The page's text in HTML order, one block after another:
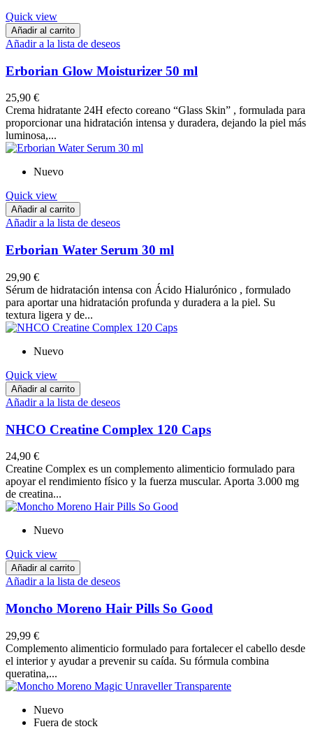
Quick view
Añadir al carrito
Añadir a la lista de deseos
Erborian Glow Moisturizer 50 ml
25,90 €
Crema hidratante 24H efecto coreano “Glass Skin” , formulada para
proporcionar una hidratación intensa y duradera, dejando la piel más
luminosa,...
Nuevo
Quick view
Añadir al carrito
Añadir a la lista de deseos
Erborian Water Serum 30 ml
29,90 €
Sérum de hidratación intensa con Ácido Hialurónico , formulado
para aportar una hidratación profunda y duradera a la piel. Su
textura ligera y de...
Nuevo
Quick view
Añadir al carrito
Añadir a la lista de deseos
NHCO Creatine Complex 120 Caps
24,90 €
Creatine Complex es un complemento alimenticio formulado para
apoyar el rendimiento físico y la fuerza muscular. Aporta 3.000 mg
de creatina...
Nuevo
Quick view
Añadir al carrito
Añadir a la lista de deseos
Moncho Moreno Hair Pills So Good
29,99 €
Complemento alimenticio formulado para fortalecer el cabello desde
el interior y ayudar a prevenir su caída. Su fórmula combina
queratina,...
Nuevo
Fuera de stock